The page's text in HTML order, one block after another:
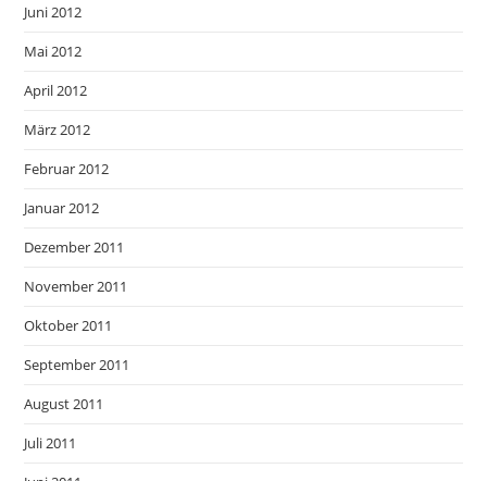
Juni 2012
Mai 2012
April 2012
März 2012
Februar 2012
Januar 2012
Dezember 2011
November 2011
Oktober 2011
September 2011
August 2011
Juli 2011